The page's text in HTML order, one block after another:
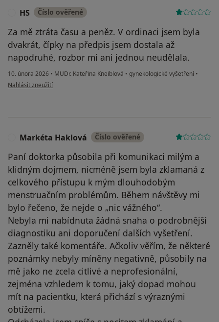
HS Číslo ověřené
Za mě ztráta času a peněz. V ordinaci jsem byla
dvakrát, čípky na předpis jsem dostala až
napodruhé, rozbor mi ani jednou neudělala.
10. února 2026 • MUDr. Kateřina Kneiblová • gynekologické vyšetření •
podle názoru uživatele HS
Nahlásit zneužití
Markéta Haklová Číslo ověřené
Paní doktorka působila při komunikaci milým a
klidným dojmem, nicméně jsem byla zklamaná z
celkového přístupu k mým dlouhodobým
menstruačním problémům. Během návštěvy mi
bylo řečeno, že nejde o „nic vážného“.
Nebyla mi nabídnuta žádná snaha o podrobnější
diagnostiku ani doporučení dalších vyšetření.
Zazněly také komentáře. Ačkoliv věřím, že některé
poznámky nebyly míněny negativně, působily na
mě jako ne zcela citlivé a neprofesionální,
zejména vzhledem k tomu, jaký dopad mohou
mít na pacientku, která přichází s výraznými
obtížemi.